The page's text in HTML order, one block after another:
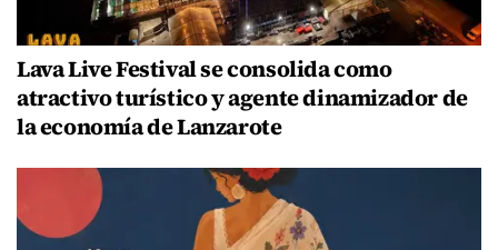
Lava Live Festival se consolida como
atractivo turístico y agente dinamizador de
la economía de Lanzarote